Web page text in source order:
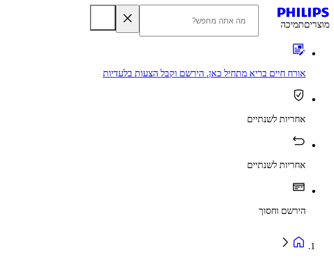
מוצריםתמיכה
אורח חיים בריא מתחיל כאן. הירשם וקבל הצעות בלעדיות
אחריות לשנתיים
אחריות לשנתיים
הירשם וחסוך